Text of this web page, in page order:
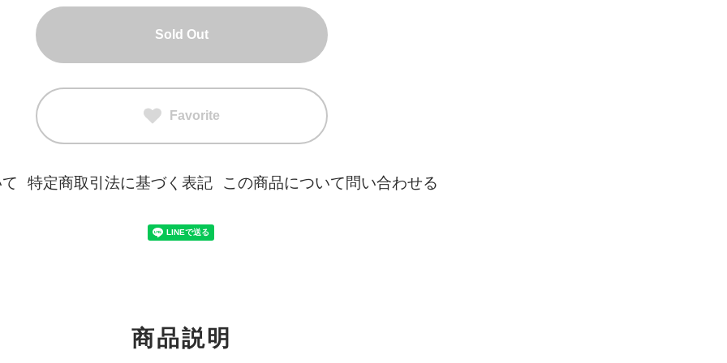
Sold Out
Favorite
特定商取引法に基づく表記 この商品について問い合わせる
商品説明